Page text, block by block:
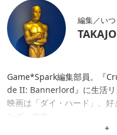
編集／い
TAKAJO
Game*Spark編集部員。『
de II: Bannerlord』に生活リ
映画は「ダイ・ハード」、
ング」です。
+